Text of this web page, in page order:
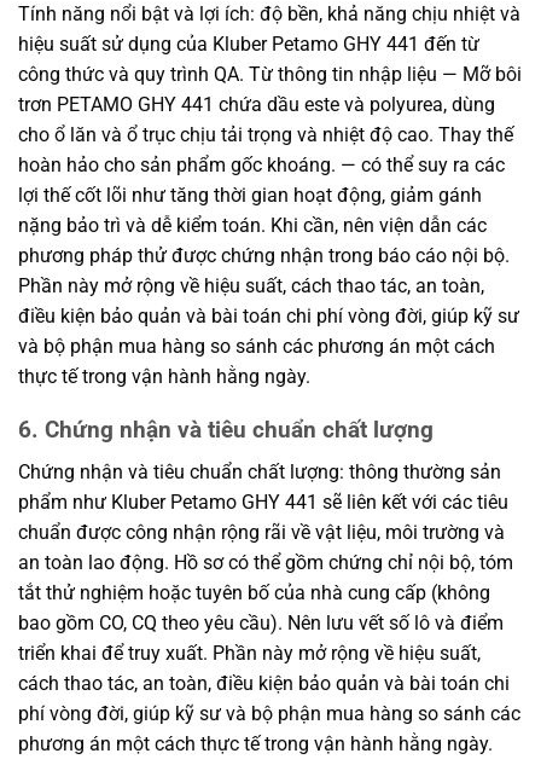
Tính năng nổi bật và lợi ích: độ bền, khả năng chịu nhiệt và
hiệu suất sử dụng của Kluber Petamo GHY 441 đến từ
công thức và quy trình QA. Từ thông tin nhập liệu — Mỡ bôi
trơn PETAMO GHY 441 chứa dầu este và polyurea, dùng
cho ổ lăn và ổ trục chịu tải trọng và nhiệt độ cao. Thay thế
hoàn hảo cho sản phẩm gốc khoáng. — có thể suy ra các
lợi thế cốt lõi như tăng thời gian hoạt động, giảm gánh
nặng bảo trì và dễ kiểm toán. Khi cần, nên viện dẫn các
phương pháp thử được chứng nhận trong báo cáo nội bộ.
Phần này mở rộng về hiệu suất, cách thao tác, an toàn,
điều kiện bảo quản và bài toán chi phí vòng đời, giúp kỹ sư
và bộ phận mua hàng so sánh các phương án một cách
thực tế trong vận hành hằng ngày.
6. Chứng nhận và tiêu chuẩn chất lượng
Chứng nhận và tiêu chuẩn chất lượng: thông thường sản
phẩm như Kluber Petamo GHY 441 sẽ liên kết với các tiêu
chuẩn được công nhận rộng rãi về vật liệu, môi trường và
an toàn lao động. Hồ sơ có thể gồm chứng chỉ nội bộ, tóm
tắt thử nghiệm hoặc tuyên bố của nhà cung cấp (không
bao gồm CO, CQ theo yêu cầu). Nên lưu vết số lô và điểm
triển khai để truy xuất. Phần này mở rộng về hiệu suất,
cách thao tác, an toàn, điều kiện bảo quản và bài toán chi
phí vòng đời, giúp kỹ sư và bộ phận mua hàng so sánh các
phương án một cách thực tế trong vận hành hằng ngày.